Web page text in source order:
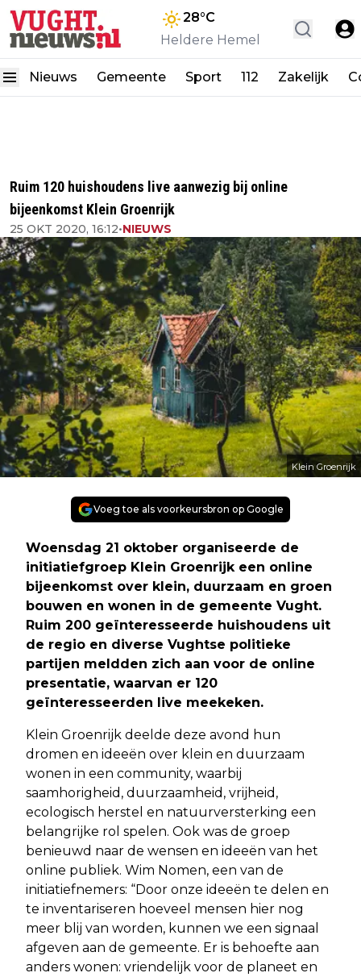
28°C
Heldere Hemel
Nieuws Gemeente Sport 112 Zakelijk
Ruim 120 huishoudens live aanwezig bij online
bijeenkomst Klein Groenrijk
25 OKT 2020, 16:12•NIEUWS
Klein Groenrijk
Voeg toe als voorkeursbron op Google
Woensdag 21 oktober organiseerde de
initiatiefgroep Klein Groenrijk een online
bijeenkomst over klein, duurzaam en groen
bouwen en wonen in de gemeente Vught.
Ruim 200 geïnteresseerde huishoudens uit
de regio en diverse Vughtse politieke
partijen meldden zich aan voor de online
presentatie, waarvan er 120
geïnteresseerden live meekeken.
Klein Groenrijk deelde deze avond hun
dromen en ideeën over klein en duurzaam
wonen in een community, waarbij
saamhorigheid, duurzaamheid, vrijheid,
ecologisch herstel en natuurversterking een
belangrijke rol spelen. Ook was de groep
benieuwd naar de wensen en ideeën van het
online publiek. Wim Nomen, een van de
initiatiefnemers: “Door onze ideeën te delen en
te inventariseren hoeveel mensen hier nog
meer blij van worden, kunnen we een signaal
afgeven aan de gemeente. Er is behoefte aan
anders wonen: vriendelijk voor de planeet en